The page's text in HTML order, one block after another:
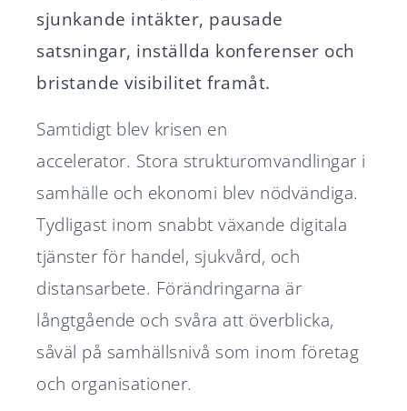
sjunkande intäkter, pausade
satsningar, inställda konferenser och
bristande visibilitet framåt.
Samtidigt blev krisen en
accelerator. Stora strukturomvandlingar i
samhälle och ekonomi blev nödvändiga.
Tydligast inom snabbt växande digitala
tjänster för handel, sjukvård, och
distansarbete. Förändringarna är
långtgående och svåra att överblicka,
såväl på samhällsnivå som inom företag
och organisationer.